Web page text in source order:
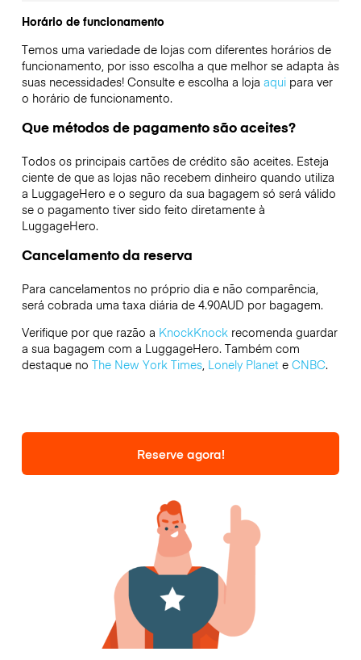
Horário de funcionamento
Temos uma variedade de lojas com diferentes horários de
funcionamento, por isso escolha a que melhor se adapta às
suas necessidades! Consulte e escolha a loja aquipara ver
o horário de funcionamento.
Que métodos de pagamento são aceites?
Todos os principais cartões de crédito são aceites. Esteja
ciente de que as lojas não recebem dinheiro quando utiliza
a LuggageHero e o seguro da sua bagagem só será válido
se o pagamento tiver sido feito diretamente à
LuggageHero.
Cancelamento da reserva
Para cancelamentos no próprio dia e não comparência,
será cobrada uma taxa diária de 4.90AUD por bagagem.
Verifique por que razão a KnockKnockrecomenda guardar
a sua bagagem com a LuggageHero. Também com
destaque no The New York Times, Lonely Planete CNBC.
Reserve agora!